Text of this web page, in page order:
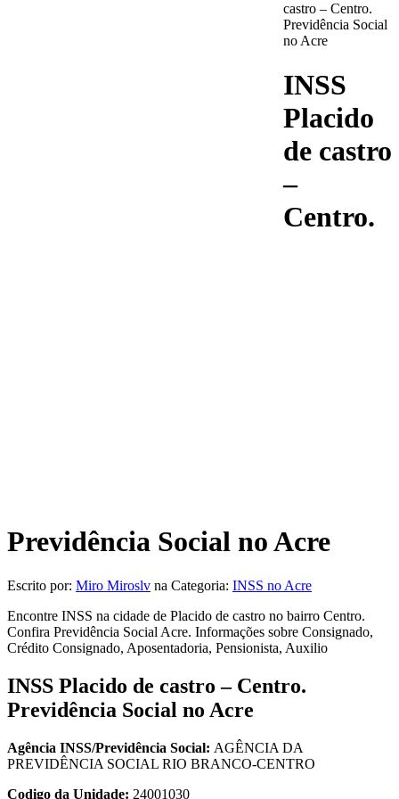
castro – Centro.
Previdência Social
no Acre
INSS
Placido
de castro
–
Centro.
Previdência Social no Acre
Escrito por: Miro Miroslv na Categoria: INSS no Acre
Encontre INSS na cidade de Placido de castro no bairro Centro.
Confira Previdência Social Acre. Informações sobre Consignado,
Crédito Consignado, Aposentadoria, Pensionista, Auxilio
INSS Placido de castro – Centro.
Previdência Social no Acre
Agência INSS/Previdência Social: AGÊNCIA DA
PREVIDÊNCIA SOCIAL RIO BRANCO-CENTRO
Codigo da Unidade: 24001030